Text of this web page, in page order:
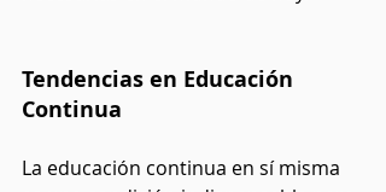
Tendencias en Educación
Continua
La educación continua en sí misma